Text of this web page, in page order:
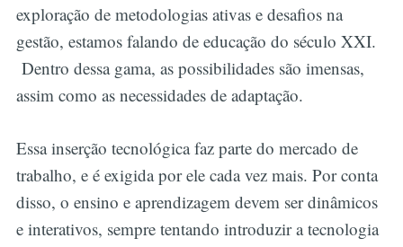
exploração de metodologias ativas e desafios na
gestão, estamos falando de educação do século XXI.
Dentro dessa gama, as possibilidades são imensas,
assim como as necessidades de adaptação.
Essa inserção tecnológica faz parte do mercado de
trabalho, e é exigida por ele cada vez mais. Por conta
disso, o ensino e aprendizagem devem ser dinâmicos
e interativos, sempre tentando introduzir a tecnologia